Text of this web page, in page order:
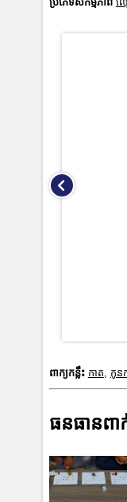
ពាក្យកន្លឹះ កាត កូន
ធនធានពា